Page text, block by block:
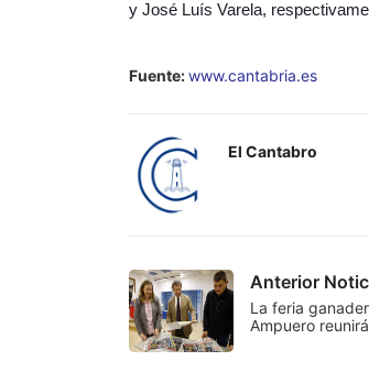
y José Luís Varela,
Fuente:www.cantabria.es
El Cantabro
Anterior
La feria
Ampuero